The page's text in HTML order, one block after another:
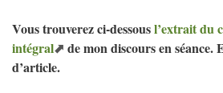
Vous trouverez ci-dessousl’extrait du
intégral
de mon discours en séance.
d’article.